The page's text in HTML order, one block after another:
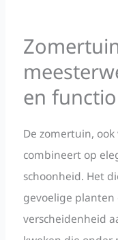
en
De zomertuin,
combineert op
schoonheid. Het
gevoelige
verscheidenheid